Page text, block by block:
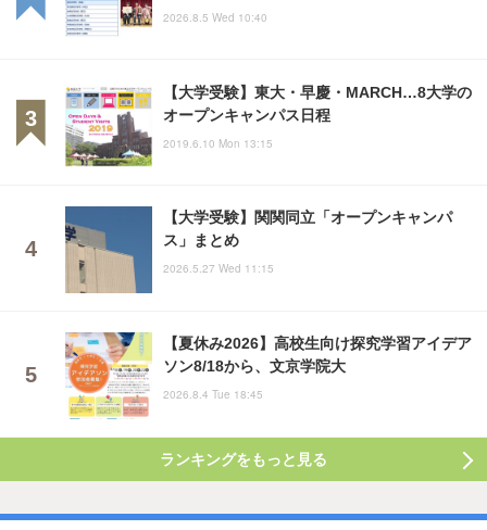
2026.8.5 Wed 10:40
【大学受験】東大・早慶・MARCH…8大学の
オープンキャンパス日程
2019.6.10 Mon 13:15
【大学受験】関関同立「オープンキャンパ
ス」まとめ
2026.5.27 Wed 11:15
【夏休み2026】高校生向け探究学習アイデア
ソン8/18から、文京学院大
2026.8.4 Tue 18:45
ランキングをもっと見る